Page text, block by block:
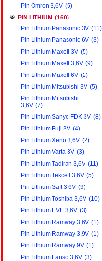
Pin Omron 3,6V (5)
PIN LITHIUM (160)
Pin Lithium Panasonic 3V (11)
Pin Lithium Panasonic 6V (3)
Pin Lithium Maxell 3V (5)
Pin Lithium Maxell 3,6V (9)
Pin Lithium Maxell 6V (2)
Pin Lithium Mitsubishi 3V (5)
Pin Lithium Mitsubishi
3,6V (7)
Pin Lithium Sanyo FDK 3V (8)
Pin Lithium Fuji 3V (4)
Pin Lithium Xeno 3,6V (2)
Pin Lithium Varta 3V (3)
Pin Lithium Tadiran 3,6V (11)
Pin Lithium Tekcell 3,6V (5)
Pin Lithium Saft 3,6V (9)
Pin Lithium Toshiba 3,6V (10)
Pin Lithium EVE 3,6V (3)
Pin Lithium Ramway 3,6V (1)
Pin Lithium Ramway 3,9V (1)
Pin Lithium Ramway 9V (1)
Pin Lithium Fanso 3,6V (3)